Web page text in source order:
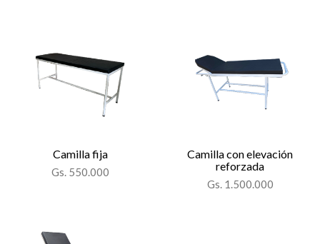
Camilla fija
Gs. 550.000
Camilla con elevación
reforzada
Gs. 1.500.000